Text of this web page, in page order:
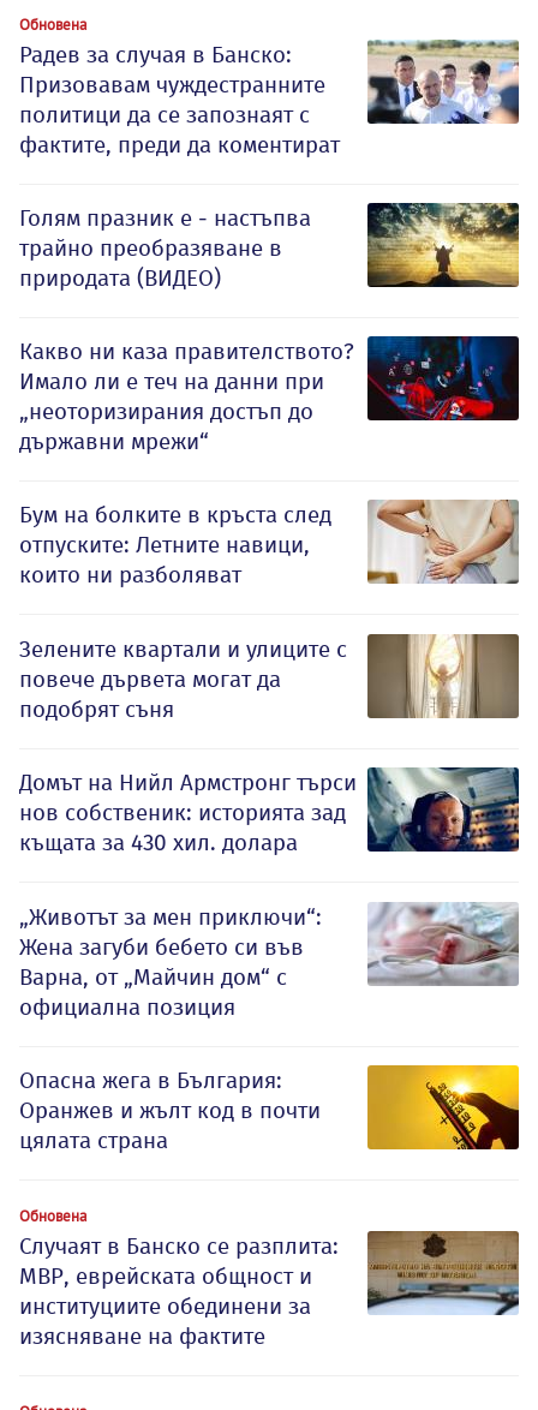
Обновена
Радев за случая в Банско:
Призовавам чуждестранните
политици да се запознаят с
фактите, преди да коментират
Голям празник е - настъпва
трайно преобразяване в
природата (ВИДЕО)
Какво ни каза правителството?
Имало ли е теч на данни при
„неоторизирания достъп до
държавни мрежи“
Бум на болките в кръста след
отпуските: Летните навици,
които ни разболяват
Зелените квартали и улиците с
повече дървета могат да
подобрят съня
Домът на Нийл Армстронг търси
нов собственик: историята зад
къщата за 430 хил. долара
„Животът за мен приключи“:
Жена загуби бебето си във
Варна, от „Майчин дом“ с
официална позиция
Опасна жега в България:
Оранжев и жълт код в почти
цялата страна
Обновена
Случаят в Банско се разплита:
МВР, еврейската общност и
институциите обединени за
изясняване на фактите